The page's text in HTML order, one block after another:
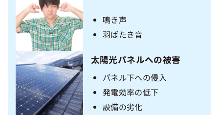
鳴き声
羽ばたき音
太陽光パネルへの被害
パネル下への侵入
発電効率の低下
設備の劣化